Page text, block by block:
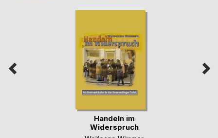
Handeln im
Widerspruch